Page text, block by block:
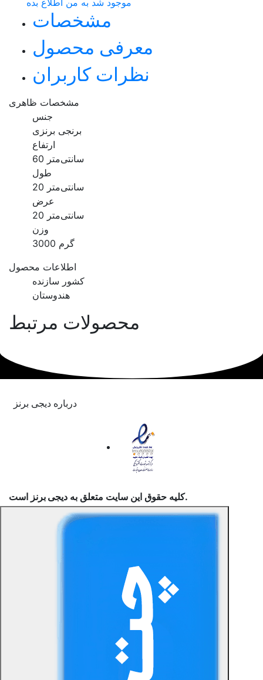
مشخصات
معرفی محصول
نظرات کاربران
مشخصات ظاهری
جنس
برنجی برنزی
ارتفاع
60 سانتی‌متر
طول
20 سانتی‌متر
عرض
20 سانتی‌متر
وزن
3000 گرم
اطلاعات محصول
کشور سازنده
هندوستان
محصولات مرتبط
درباره دیجی برنز
کلیه حقوق این سایت متعلق به دیجی برنز است.